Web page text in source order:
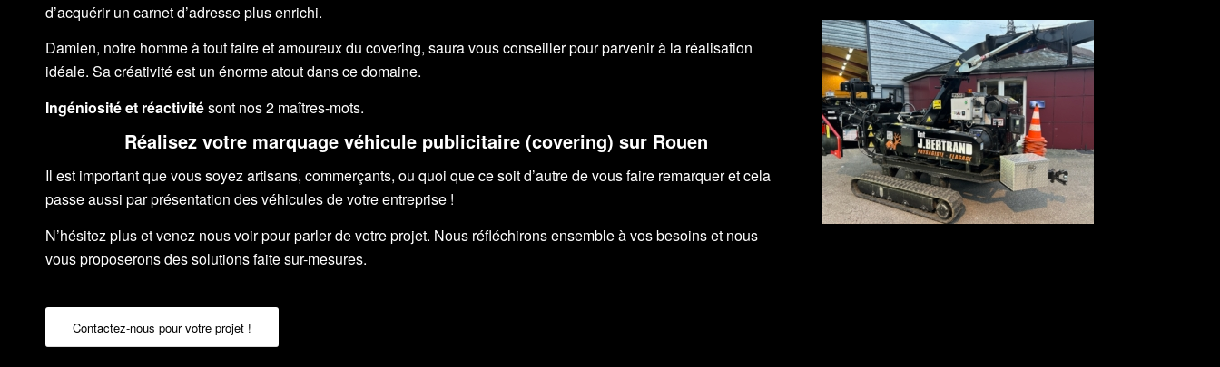
d’acquérir un carnet d’adresse plus enrichi.
Damien, notre homme à tout faire et amoureux du covering, saura vous conseiller pour parvenir à la réalisation
idéale. Sa créativité est un énorme atout dans ce domaine.
Ingéniosité et réactivitésont nos 2 maîtres-mots.
Réalisez votre marquage véhicule publicitaire (covering) sur Rouen
Il est important que vous soyez artisans, commerçants, ou quoi que ce soit d’autre de vous faire remarquer et cela
passe aussi par présentation des véhicules de votre entreprise !
N’hésitez plus et venez nous voir pour parler de votre projet. Nous réfléchirons ensemble à vos besoins et nous
vous proposerons des solutions faite sur-mesures.
Contactez-nous pour votre projet !